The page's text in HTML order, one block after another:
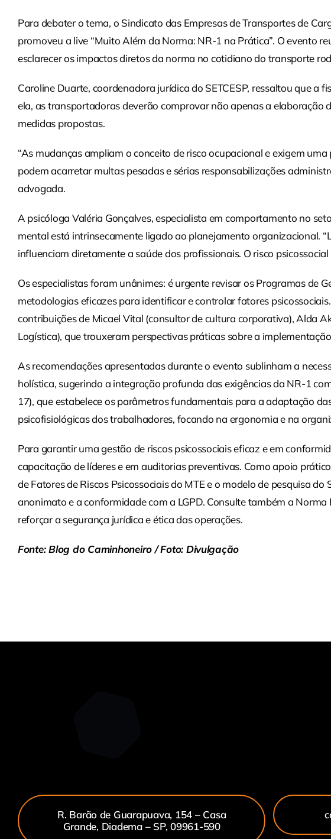
Para debater o tema, o Sindicato das Empresas de Transportes de
promoveu a live “Muito Além da Norma: NR-1 na Prática”. O evento
esclarecer os impactos diretos da norma no cotidiano do transporte
Caroline Duarte, coordenadora jurídica do SETCESP, ressaltou que a
ela, as transportadoras deverão comprovar não apenas a elaboração
medidas propostas.
“As mudanças ampliam o conceito de risco ocupacional e exigem
podem acarretar multas pesadas e sérias responsabilizações
advogada.
A psicóloga Valéria Gonçalves, especialista em comportamento no
mental está intrinsecamente ligado ao planejamento organizacional.
influenciam diretamente a saúde dos profissionais. O risco
Os especialistas foram unânimes: é urgente revisar os Programas de
metodologias eficazes para identificar e controlar fatores
contribuições de Micael Vital (consultor de cultura corporativa), Alda
Logística), que trouxeram perspectivas práticas sobre a
As recomendações apresentadas durante o evento sublinham a
holística, sugerindo a integração profunda das exigências da NR-1
17), que estabelece os parâmetros fundamentais para a adaptação
psicofisiológicas dos trabalhadores, focando na ergonomia e na
Para garantir uma gestão de riscos psicossociais eficaz e em
capacitação de líderes e em auditorias preventivas. Como apoio
de Fatores de Riscos Psicossociais do MTE e o modelo de pesquisa do
anonimato e a conformidade com a LGPD. Consulte também a
reforçar a segurança jurídica e ética das operações.
Fonte: Blog do Caminhoneiro / Foto: Divulgação
R. Barão de Guarapuava, 154 – Casa
Grande, Diadema – SP, 09961-590